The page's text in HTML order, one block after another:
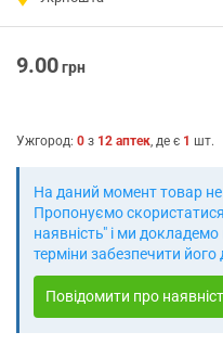
9.00грн
Ужгород: 0 з 12 аптек, де є 1 шт.
На даний момент товар не
Пропонуємо
наявність" і ми
терміни забезпечити його
Повідомити про